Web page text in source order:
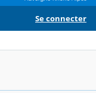
Se connecter